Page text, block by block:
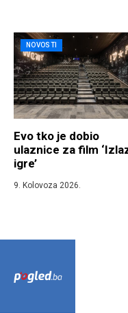
NOVOSTI
Evo tko je dobio
ulaznice za film
igre’
9. Kolovoza 2026.